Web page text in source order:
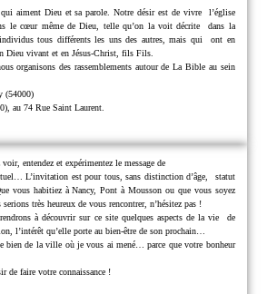
qui aiment Dieu et sa parole.Notre désir est de vivre l’église
le cœur même de Dieu, telle qu’on la voit décritedans la
tous différents les uns des autres, mais quiont en
Dieu vivant et en Jésus-Christ, fils Fils.
organisons des rassemblements autour de La Bible au sein
(54000)
au 74 Rue Saint Laurent.
voir, entendez et expérimentez le message de
L’invitation est pour tous, sans distinction d’âge, statut
vous habitiez à Nancy, Pont à Mousson ou que vous soyez
serions très heureux de vous rencontrer, n’hésitez pas !
à découvrir sur ce site quelques aspects de la vie de
l’intérêt qu’elle porte au bien-être de son prochain…
bien de la ville où je vous ai mené… parce quevotre bonheur
de faire votre connaissance !